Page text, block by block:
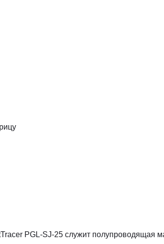
PGL-SJ-25 служит полупроводящая